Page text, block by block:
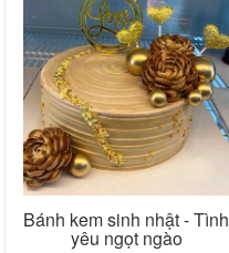
Bánh kem sinh nhật - Tình
yêu ngọt ngào